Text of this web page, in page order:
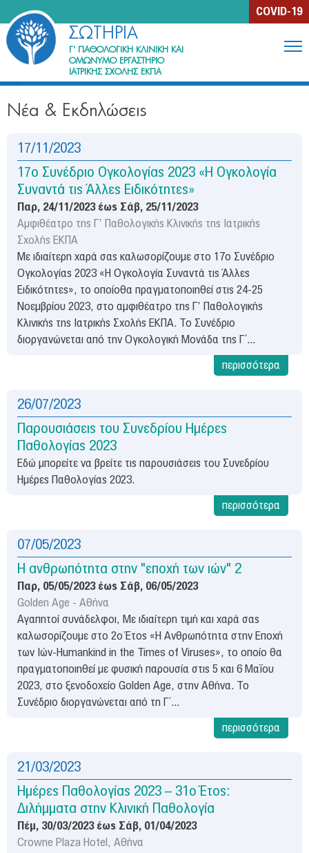
COVID-19
ΣΩΤΗΡΙΑ
Γ' ΠΑΘΟΛΟΓΙΚΗ ΚΛΙΝΙΚΗ ΚΑΙ
ΟΜΩΝΥΜΟ ΕΡΓΑΣΤΗΡΙΟ
ΙΑΤΡΙΚΗΣ ΣΧΟΛΗΣ ΕΚΠΑ
Η Κλινική
Περιγραφή
Μονάδες & Ιατρεία
Ανθρώπινο Δυναμικό
Εκπαίδευση & Έρευνα
Συγγράμματα μελών της Κλινικής
Ενημέρωση ασθενών
Νέα & Εκδηλώσεις
ΟΚΙΒΕΕ
Πρόσβαση
Νέα & Εκδηλώσεις
17/11/2023
17ο Συνέδριο Ογκολογίας 2023 «Η Ογκολογία
Συναντά τις Άλλες Ειδικότητες»
Παρ, 24/11/2023έως Σάβ, 25/11/2023
Αμφιθέατρο της Γ’ Παθολογικής Κλινικής της Ιατρικής
Σχολής ΕΚΠΑ
Με ιδιαίτερη χαρά σας καλωσορίζουμε στο 17ο Συνέδριο
Ογκολογίας 2023 «Η Ογκολογία Συναντά τις Άλλες
Ειδικότητες», το οποίοθα πραγματοποιηθεί στις 24-25
Νοεμβρίου 2023, στο αμφιθέατρο της Γ’ Παθολογικής
Κλινικής της Ιατρικής Σχολής ΕΚΠΑ. Το Συνέδριο
διοργανώνεται από την Ογκολογική Μονάδα της Γ΄...
περισσότερα
26/07/2023
Παρουσιάσεις του Συνεδρίου Ημέρες
Παθολογίας 2023
Εδώ μπορείτε να βρείτε τις παρουσιάσεις του Συνεδρίου
Ημέρες Παθολογίας 2023.
περισσότερα
07/05/2023
Η ανθρωπότητα στην "εποχή των ιών" 2
Παρ, 05/05/2023έως Σάβ, 06/05/2023
Golden Age - Αθήνα
Αγαπητοί συνάδελφοι, Με ιδιαίτερη τιμή και χαρά σας
καλωσορίζουμε στο 2ο Έτος «Η Ανθρωπότητα στην Εποχή
των Ιών-Humankind in the Times of Viruses», το οποίο θα
πραγματοποιηθεί με φυσική παρουσία στις 5 και 6 Μαΐου
2023, στο ξενοδοχείο Golden Age, στην Αθήνα. Το
Συνέδριο διοργανώνεται από τη Γ΄...
περισσότερα
21/03/2023
Ημέρες Παθολογίας 2023 – 31ο Έτος:
Διλήμματα στην Κλινική Παθολογία
Πέμ, 30/03/2023έως Σάβ, 01/04/2023
Crowne Plaza Hotel, Αθήνα